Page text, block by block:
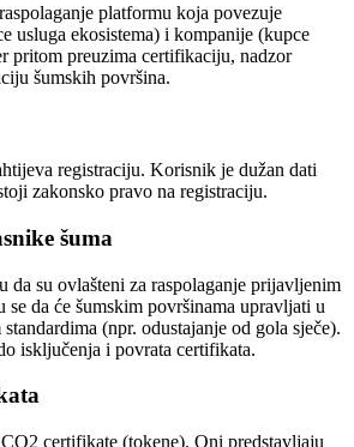
platformu koja povezuje
usluga ekosistema) i kompanije (kupce
pritom preuzima certifikaciju, nadzor
šumskih površina.
registraciju. Korisnik je dužan dati
zakonsko pravo na registraciju.
šuma
da su ovlašteni za raspolaganje prijavljenim
se da će šumskim površinama upravljati u
(npr. odustajanje od gola sječe).
isključenja i povrata certifikata.
certifikate (tokene). Oni predstavljaju